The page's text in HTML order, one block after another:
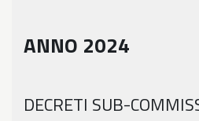
ANNO 2024
DECRETI SUB-